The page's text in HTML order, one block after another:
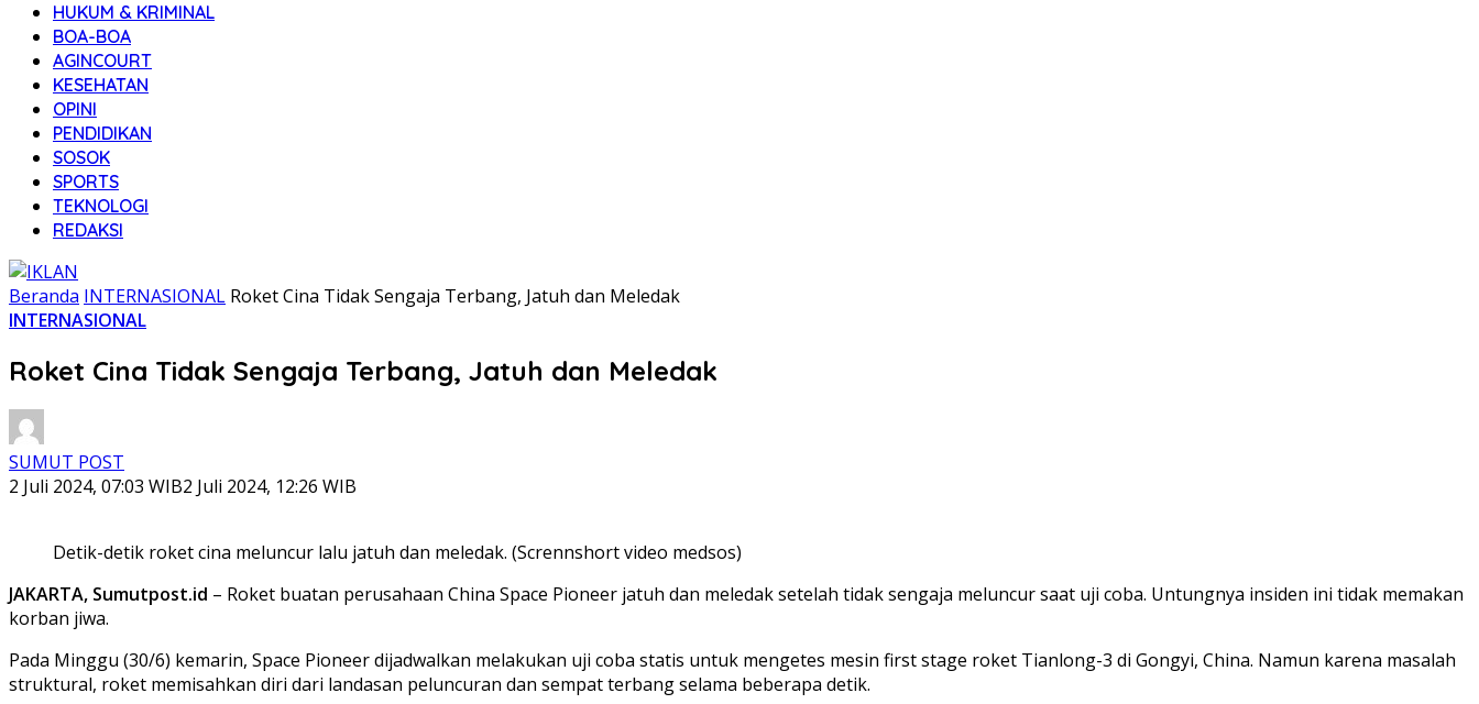
HUKUM & KRIMINAL
BOA-BOA
AGINCOURT
KESEHATAN
OPINI
PENDIDIKAN
SOSOK
SPORTS
TEKNOLOGI
REDAKSI
Beranda INTERNASIONAL Roket Cina Tidak Sengaja Terbang, Jatuh dan Meledak
INTERNASIONAL
Roket Cina Tidak Sengaja Terbang, Jatuh dan Meledak
SUMUT POST
2 Juli 2024, 07:03 WIB2 Juli 2024, 12:26 WIB
Detik-detik roket cina meluncur lalu jatuh dan meledak. (Scrennshort video medsos)
JAKARTA, Sumutpost.id – Roket buatan perusahaan China Space Pioneer jatuh dan meledak setelah tidak sengaja meluncur saat uji coba. Untungnya insiden ini tidak memakan
korban jiwa.
Pada Minggu (30/6) kemarin, Space Pioneer dijadwalkan melakukan uji coba statis untuk mengetes mesin first stage roket Tianlong-3 di Gongyi, China. Namun karena masalah
struktural, roket memisahkan diri dari landasan peluncuran dan sempat terbang selama beberapa detik.